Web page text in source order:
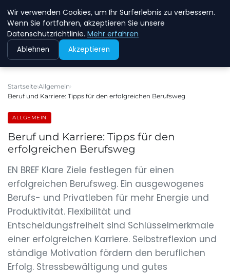
NEW ENERGY JOBS
Startseite Allgemein
Beruf und Karriere: Tipps für den erfolgreichen Berufsweg
ALLGEMEIN
Beruf und Karriere: Tipps für den
erfolgreichen Berufsweg
EN BREF Klare Ziele festlegen für einen
erfolgreichen Berufsweg. Ein ausgewogenes
Berufs- und Privatleben für mehr Energie und
Produktivität. Flexibilität und
Entscheidungsfreiheit sind Schlüsselmerkmale
einer erfolgreichen Karriere. Selbstreflexion und
ständige Motivation fördern den beruflichen
Erfolg. Stressbewältigung und gutes
Wir verwenden Cookies, um Ihr Surferlebnis zu verbessern.
Wenn Sie fortfahren, akzeptieren Sie unsere
Datenschutzrichtlinie. Mehr erfahren
Ablehnen Akzeptieren